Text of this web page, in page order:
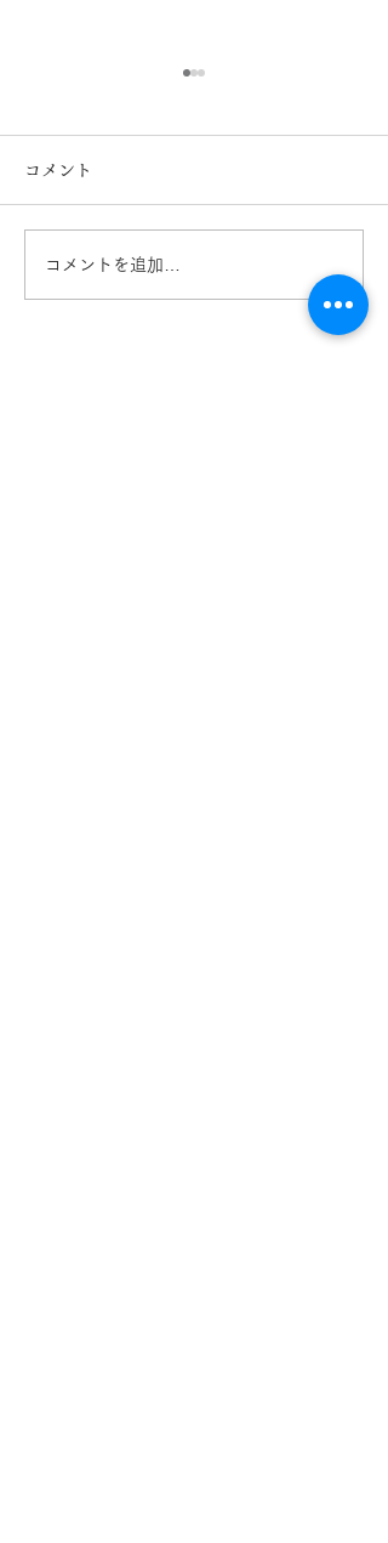
【Oticonオーティコン】
補聴器 Zeal （ジール）日
コメント
コメントを追加…